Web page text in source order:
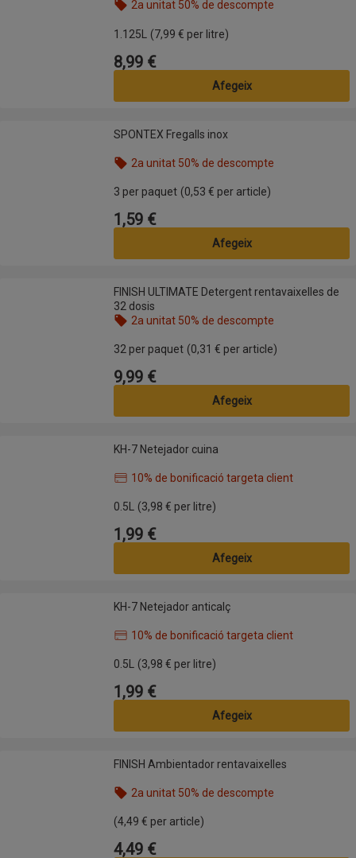
2a unitat 50% de descompte
1.125L
(7,99 € per litre)
Preu
8,99 €
Afegeix
SPONTEX Fregalls inox
2a unitat 50% de descompte
3 per paquet (0,53 € per article)
Preu
1,59 €
Afegeix
FINISH ULTIMATE Detergent rentavaixelles de 32 dosis
FINISH ULTIMATE Detergent rentavaixelles de
32 dosis
2a unitat 50% de descompte
32 per paquet (0,31 € per article)
Preu
9,99 €
Afegeix
KH-7 Netejador cuina
10% de bonificació targeta client
0.5L
(3,98 € per litre)
Preu
1,99 €
Afegeix
KH-7 Netejador anticalçKH-7 Netejador anticalç
10% de bonificació targeta client
0.5L (3,98 € per litre)
Preu
1,99 €
Afegeix
FINISH Ambientador rentavaixellesFINISH Ambientador rentavaixelles
2a unitat 50% de descompte
(4,49 € per article)
Preu
4,49 €